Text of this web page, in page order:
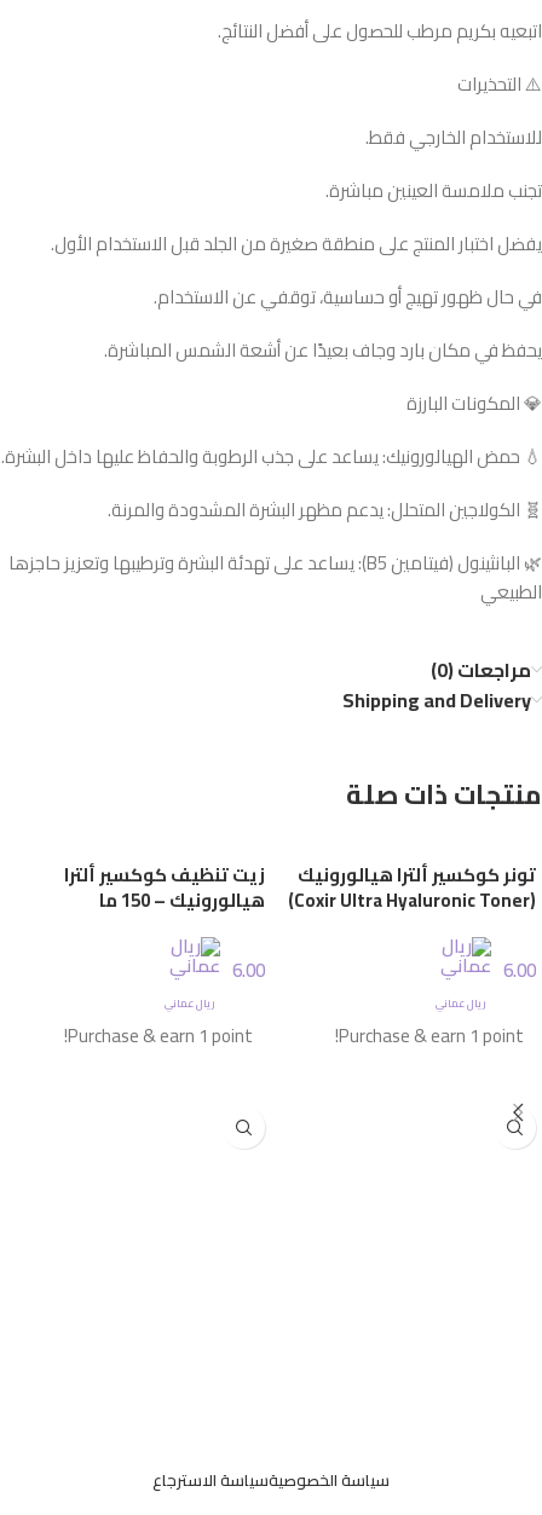
اتبعيه بكريم مرطب للحصول على أفضل النتائج.
⚠️ التحذيرات
للاستخدام الخارجي فقط.
تجنب ملامسة العينين مباشرة.
يفضل اختبار المنتج على منطقة صغيرة من الجلد قبل الاستخدام الأول.
في حال ظهور تهيج أو حساسية، توقفي عن الاستخدام.
يحفظ في مكان بارد وجاف بعيدًا عن أشعة الشمس المباشرة.
💎 المكونات البارزة
💧 حمض الهيالورونيك: يساعد على جذب الرطوبة والحفاظ عليها داخل البشرة.
🧬 الكولاجين المتحلل: يدعم مظهر البشرة المشدودة والمرنة.
🌿 البانثينول (فيتامين B5): يساعد على تهدئة البشرة وترطيبها وتعزيز حاجزها
الطبيعي
مراجعات (0)
Shipping and Delivery
منتجات ذات صلة
تونر كوكسير ألترا هيالورونيك
(Coxir Ultra Hyaluronic Toner)
6.00
ريال عماني
Purchase & earn 1 point!
زيت تنظيف كوكسير ألترا
هيالورونيك – 150 ما
6.00
ريال عماني
Purchase & earn 1 point!
سياسة الخصوصيةسياسة الاسترجاع